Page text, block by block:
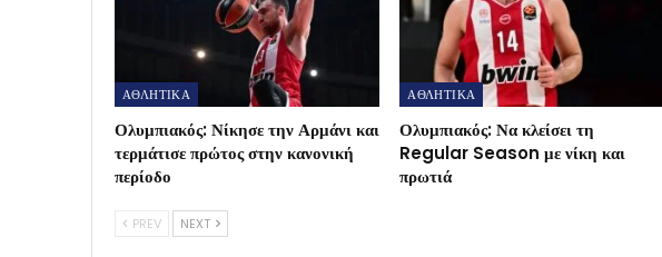
ΑΘΛΗΤΙΚΑ
Ολυμπιακός: Νίκησε την Αρμάνι και
τερμάτισε πρώτος στην κανονική
περίοδο
ΑΘΛΗΤΙΚΑ
Ολυμπιακός: Να κλείσει τη
Regular Season με νίκη και
πρωτιά
PREV NEXT